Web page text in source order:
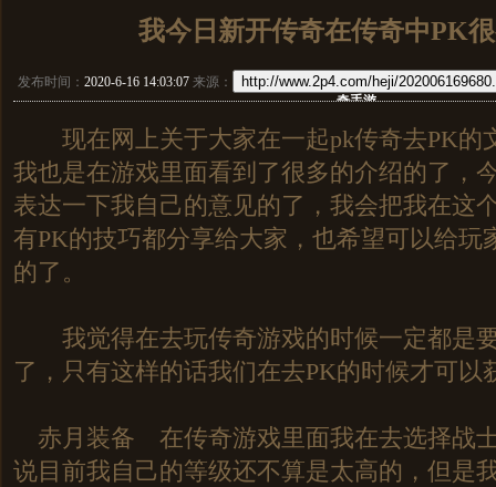
我今日新开传奇在传奇中PK
发布时间： 2020-6-16 14:03:07 来源： http://www.2p4.com/heji/
奇手游
现在网上关于大家在一起pk传奇去PK的
我也是在游戏里面看到了很多的介绍的了，
表达一下我自己的意见的了，我会把我在这
有PK的技巧都分享给大家，也希望可以给玩
的了。
我觉得在去玩传奇游戏的时候一定都是
了，只有这样的话我们在去PK的时候才可以
赤月装备 在传奇游戏里面我在去选择战
说目前我自己的等级还不算是太高的，但是